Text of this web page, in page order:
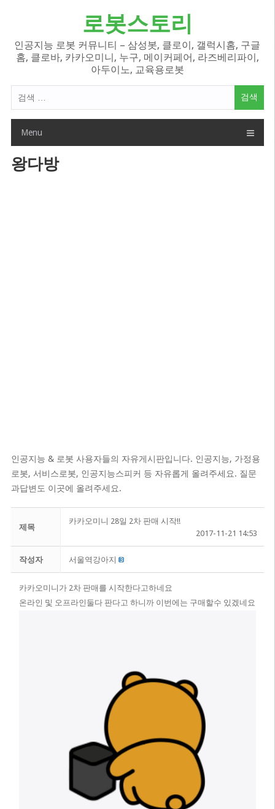
로봇스토리
인공지능 로봇 커뮤니티 – 삼성봇, 클로이, 갤럭시홈, 구글
홈, 클로바, 카카오미니, 누구, 메이커페어, 라즈베리파이,
아두이노, 교육용로봇
색
Menu
왕다방
인공지능 & 로봇 사용자들의 자유게시판입니다. 인공지능, 가정용
로봇, 서비스로봇, 인공지능스피커 등 자유롭게 올려주세요. 질문
과답변도 이곳에 올려주세요.
제목
카카오미니 28일 2차 판매 시작!!
2017-11-21 14:53
작성자 서울역강아지
카카오미니가 2차 판매를 시작한다고하네요
온라인 및 오프라인둘다 판다고 하니까 이번에는 구매할수 있겠네요